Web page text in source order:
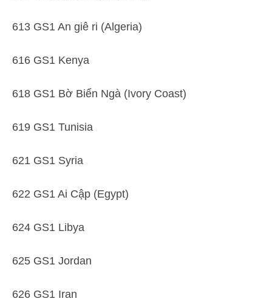
613 GS1 An giê ri (Algeria)
616 GS1 Kenya
618 GS1 Bờ Biển Ngà (Ivory Coast)
619 GS1 Tunisia
621 GS1 Syria
622 GS1 Ai Cập (Egypt)
624 GS1 Libya
625 GS1 Jordan
626 GS1 Iran